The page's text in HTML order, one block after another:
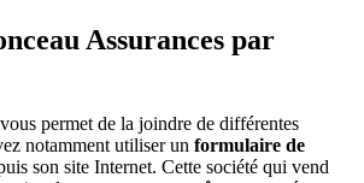
Assurances par
permet de la joindre de différentes
notamment utiliser un formulaire de
son site Internet. Cette société qui vend